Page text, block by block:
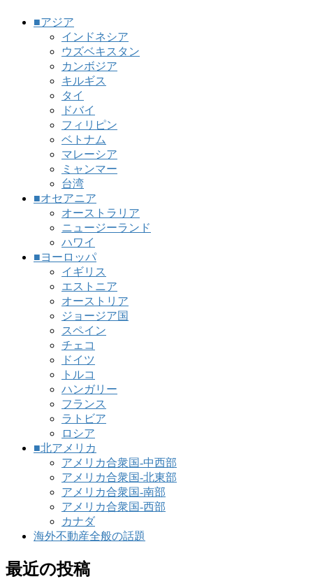
■アジア
インドネシア
ウズベキスタン
カンボジア
キルギス
タイ
ドバイ
フィリピン
ベトナム
マレーシア
ミャンマー
台湾
■オセアニア
オーストラリア
ニュージーランド
ハワイ
■ヨーロッパ
イギリス
エストニア
オーストリア
ジョージア国
スペイン
チェコ
ドイツ
トルコ
ハンガリー
フランス
ラトビア
ロシア
■北アメリカ
アメリカ合衆国-中西部
アメリカ合衆国-北東部
アメリカ合衆国-南部
アメリカ合衆国-西部
カナダ
海外不動産全般の話題
最近の投稿